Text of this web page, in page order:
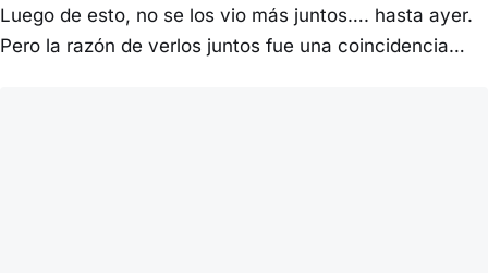
Luego de esto, no se los vio más juntos…. hasta ayer.
Pero la razón de verlos juntos fue una coincidencia…